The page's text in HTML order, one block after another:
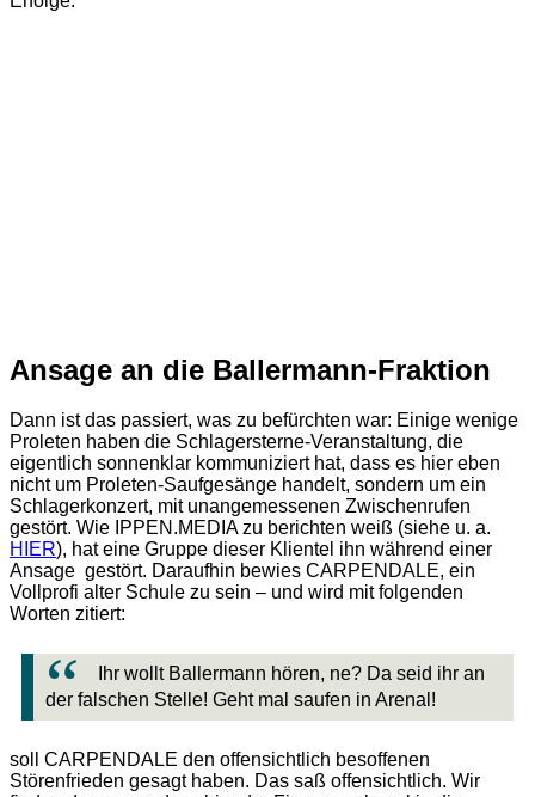
Ansage an die Ballermann-Fraktion
Dann ist das passiert, was zu befürchten war: Einige wenige
Proleten haben die Schlagersterne-Veranstaltung, die
eigentlich sonnenklar kommuniziert hat, dass es hier eben
nicht um Proleten-Saufgesänge handelt, sondern um ein
Schlagerkonzert, mit unangemessenen Zwischenrufen
gestört. Wie IPPEN.MEDIA zu berichten weiß (siehe u. a.
HIER), hat eine Gruppe dieser Klientel ihn während einer
Ansage gestört. Daraufhin bewies CARPENDALE, ein
Vollprofi alter Schule zu sein – und wird mit folgenden
Worten zitiert:
Ihr wollt Ballermann hören, ne? Da seid ihr an
der falschen Stelle! Geht mal saufen in Arenal!
soll CARPENDALE den offensichtlich besoffenen
Störenfrieden gesagt haben. Das saß offensichtlich. Wir